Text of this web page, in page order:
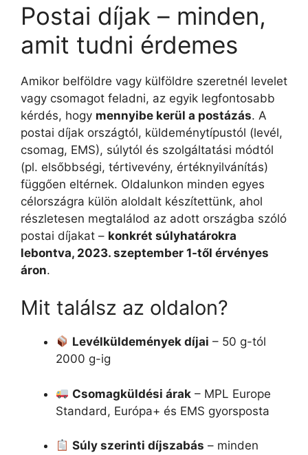
Postai díjak – minden,
amit tudni érdemes
Amikor belföldre vagy külföldre szeretnél levelet
vagy csomagot feladni, az egyik legfontosabb
kérdés, hogy mennyibe kerül a postázás. A
postai díjak országtól, küldeménytípustól (levél,
csomag, EMS), súlytól és szolgáltatási módtól
(pl. elsőbbségi, tértivevény, értéknyilvánítás)
függően eltérnek. Oldalunkon minden egyes
célországra külön aloldalt készítettünk, ahol
részletesen megtalálod az adott országba szóló
postai díjakat – konkrét súlyhatárokra
lebontva, 2023. szeptember 1-től érvényes
áron.
Mit találsz az oldalon?
Levélküldemények díjai – 50 g-tól
2000 g-ig
Csomagküldési árak – MPL Europe
Standard, Európa+ és EMS gyorsposta
Súly szerinti díjszabás – minden